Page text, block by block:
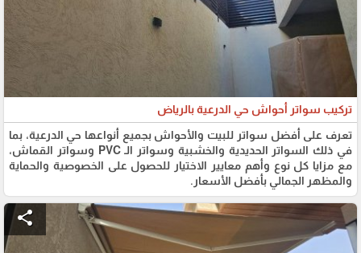
تركيب سواتر أحواش حي الدرعية بالرياض
تعرف على أفضل سواتر للبيت والأحواش بجميع أنواعها حي الدرعية، بما
في ذلك السواتر الحديدية والخشبية وسواتر الـ PVC وسواتر القماش،
مع مزايا كل نوع وأهم معايير الاختيار للحصول على الخصوصية والحماية
والمظهر الجمالي بأفضل الأسعار.
share